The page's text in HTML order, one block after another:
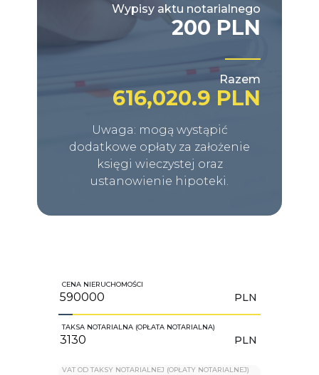
Wypisy aktu notarialnego
200 PLN
Razem
616,020.9 PLN
Uwaga: mogą wystąpić
dodatkowe opłaty za założenie
księgi wieczystej oraz
ustanowienie hipoteki.
CENA NIERUCHOMOŚCI
PLN
TAKSA NOTARIALNA (OPŁATA NOTARIALNA)
PLN
VAT OD TAKSY NOTARIALNEJ (OPŁATY NOTARIALNEJ)